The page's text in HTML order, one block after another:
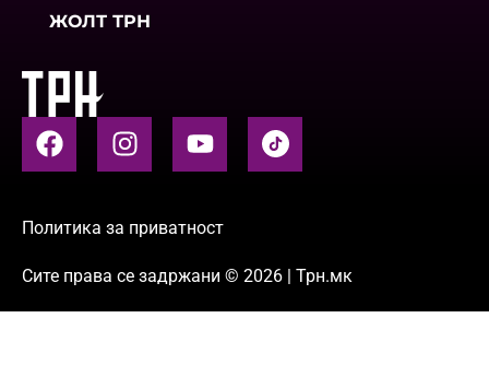
ЖОЛТ ТРН
Политика за приватност
Сите права се задржани © 2026 | Трн.мк